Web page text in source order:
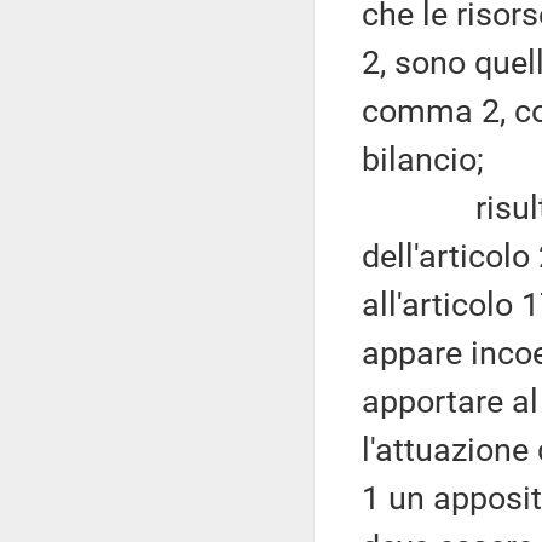
che le
2, sono
comma 2,
bilancio;
risulta
dell'articolo
all'articolo
appare
apportare
1 un